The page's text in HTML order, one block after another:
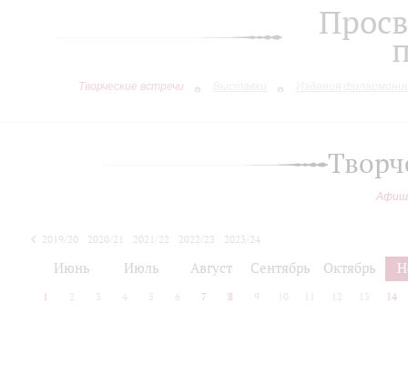
Творческие встречи
2019/20 2020/21 2021/22 2022/23
2023/24
Июнь Июль Август Сентябрь Октябрь
1 2 3 4 5 6 7 8 9 10 12 13 14